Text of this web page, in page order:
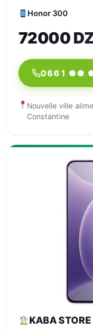
Honor 300
72000
0661 ●●
Nouvelle ville
Constantine
KABA STORE